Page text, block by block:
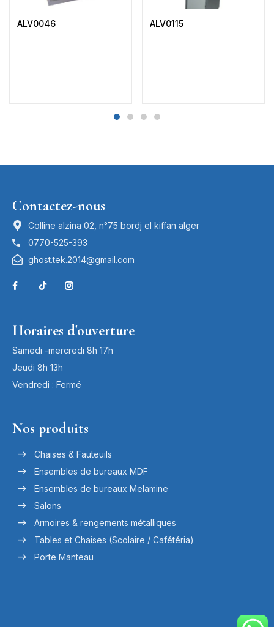
ALV0046 ALV0115
Contactez-nous
Colline alzina 02, n°75 bordj el kiffan alger
0770-525-393
ghost.tek.2014@gmail.com
Horaires d'ouverture
Samedi -mercredi 8h 17h
Jeudi 8h 13h
Vendredi : Fermé
Nos produits
Chaises & Fauteuils
Ensembles de bureaux MDF
Ensembles de bureaux Melamine
Salons
Armoires & rengements métalliques
Tables et Chaises (Scolaire / Cafétéria)
Porte Manteau